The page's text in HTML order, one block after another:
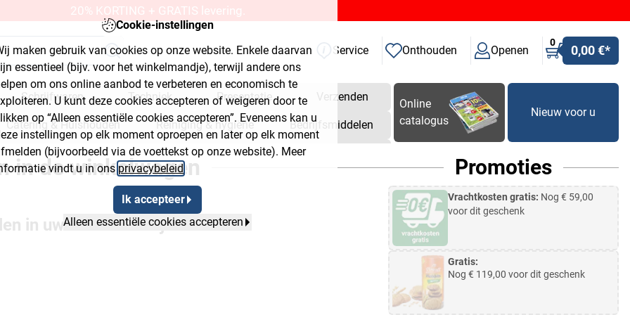
Cookie-instellingen
maken gebruik van cookies op onze website. Enkele daarvan
essentieel (bijv. voor het winkelmandje), terwijl andere ons
om ons online aanbod te verbeteren en economisch te
U kunt deze cookies accepteren of weigeren door te
op “Alleen essentiële cookies accepteren”. Eveneens kan u
instellingen op elk moment oproepen en later op elk moment
(bijvoorbeeld via de voettekst op onze website). Meer
vindt u in onsprivacybeleid.
Ik accepteer
Alleen essentiële cookies accepteren
20% KORTING + GRATIS levering.
Service Onthouden Openen
0
0,00 €*
Schrijfwaren Techniek Presentatie Verzenden
Catering & Huishouden Reiniging & hygiëne Bedrijfsmiddelen
& bouwmarkt
Online
catalogus
Nieuw voor u
in de winkelwagen
in uw winkelmandje -
Promoties
Vrachtkosten gratis: Nog € 59,00
voor dit geschenk
Gratis:
Nog € 119,00 voor dit geschenk